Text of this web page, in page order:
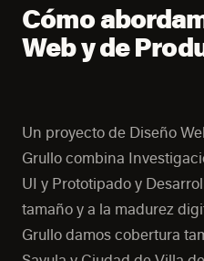
Cómo
Web y de
Un proyecto de Diseño
Grullo combina
UI y Prototipado y
tamaño y a la madurez
Grullo damos cobertura